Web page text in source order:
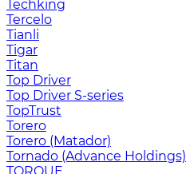
Techking
Tercelo
Tianli
Tigar
Titan
Top Driver
Top Driver S-series
TopTrust
Torero
Torero (Matador)
Tornado (Advance Holdings)